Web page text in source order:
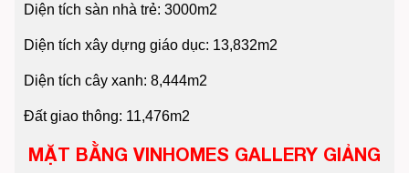
Diện tích sàn nhà trẻ: 3000m2
Diện tích xây dựng giáo dục: 13,832m2
Diện tích cây xanh: 8,444m2
Đất giao thông: 11,476m2
MẶT BẰNG VINHOMES GALLERY GIẢNG